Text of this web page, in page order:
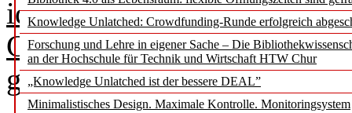
Knowledge Unlatched: Crowdfunding-Runde erfolgreich
Forschung und Lehre in eigener Sache – Die
an der Hochschule für Technik und Wirtschaft HTW Chur
„Knowledge Unlatched ist der bessere DEAL”
Minimalistisches Design. Maximale Kontrolle. Monitoringsystem
identifiziert werden soll,
Grundlage verschiedener
gemessen.